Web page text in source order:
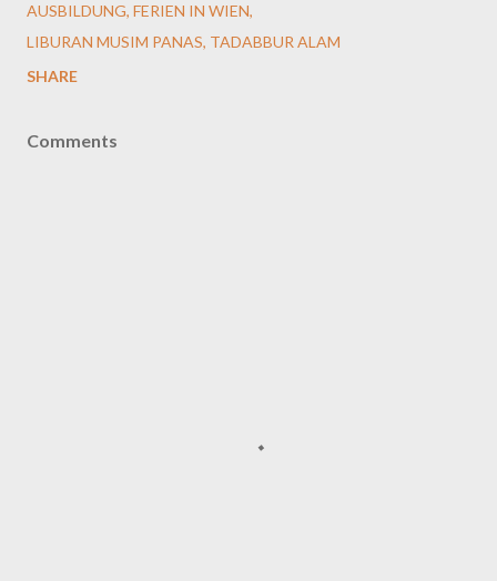
AUSBILDUNG FERIEN IN WIEN
LIBURAN MUSIM PANAS TADABBUR ALAM
SHARE
Comments